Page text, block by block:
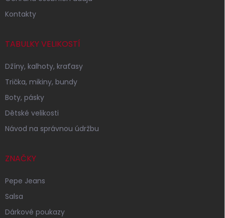
Kontakty
TABULKY VELIKOSTÍ
Džíny, kalhoty, kraťasy
Trička, mikiny, bundy
Boty, pásky
Dětské velikosti
Návod na správnou údržbu
ZNAČKY
Pepe Jeans
Salsa
Dárkové poukazy